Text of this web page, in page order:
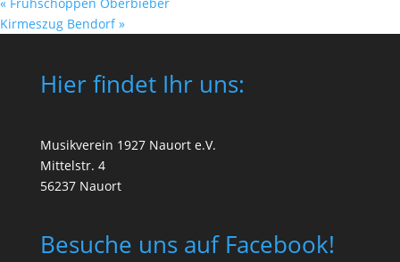
Kirmeszug Bendorf»
Hier findet Ihr uns:
Musikverein 1927 Nauort e.V.
Mittelstr. 4
56237 Nauort
Besuche uns auf Facebook!